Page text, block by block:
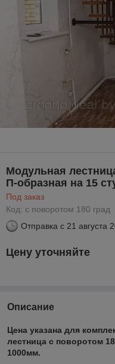
Модульная
П-образная на 15
Под заказ
Код: с поворотом 180 град
Отправка с 21 августа
Цену уточняйте
Описание
Цена указана для
лестница с поворотом
1000мм.